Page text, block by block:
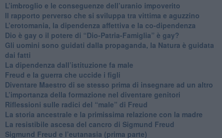
​L’imbroglio e le conseguenze dell’uranio impoverito
​Il rapporto perverso che si sviluppa tra vittima e aguzzino
L’erotomania, la dipendenza affettiva e la co-dipendenza
​Dio è gay o il potere di “Dio-Patria-Famiglia” è gay?
​Gli uomini sono guidati dalla propaganda, la Natura è guidata
dai fatti
La dipendenza dall’istituzione fa male
​Freud e la guerra che uccide i figli
​Diventare Maestro di se stesso prima di insegnare ad un altro
L’importanza della formazione nel diventare genitori
Riflessioni sulle radici del “male” di Freud
​La storia ancestrale e la primissima relazione con la madre
​La resistibile ascesa del cancro di Sigmund Freud
Sigmund Freud e l’eutanasia (prima parte)